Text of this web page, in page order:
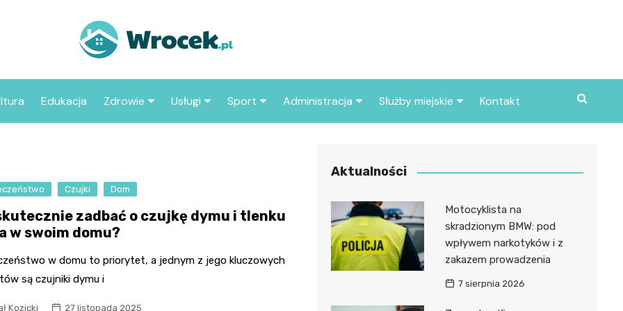
we
Edukacja Zdrowie
Apteka
Usługi
Stacja paliw
Sport
sportowe
Administracja
Urząd miasta
Służby miejskie
Policja
Kontakt
Czujki Dom
zadbać o czujkę dymu i tlenku
w swoim domu?
w domu to priorytet, a jednym z jego kluczowych
są czujniki dymu i
Kozicki 27 listopada 2025
Aktualności
Motocyklista na
skradzionym BMW: pod
wpływem narkotyków i z
zakazem prowadzenia
7 sierpnia 2026